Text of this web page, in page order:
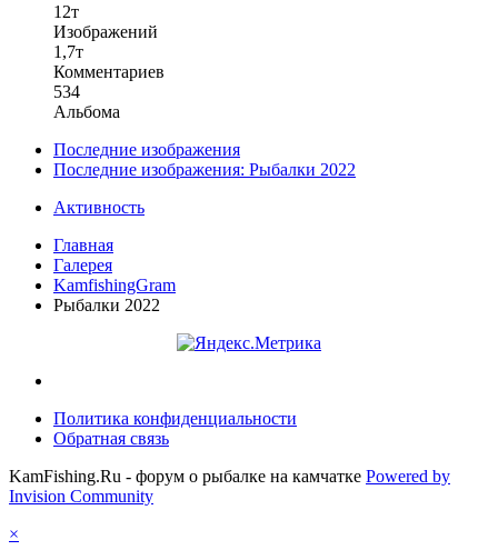
12т
Изображений
1,7т
Комментариев
534
Альбома
Последние изображения
Последние изображения: Рыбалки 2022
Активность
Главная
Галерея
KamfishingGram
Рыбалки 2022
Политика конфиденциальности
Обратная связь
KamFishing.Ru - форум о рыбалке на камчатке Powered by
Invision Community
×